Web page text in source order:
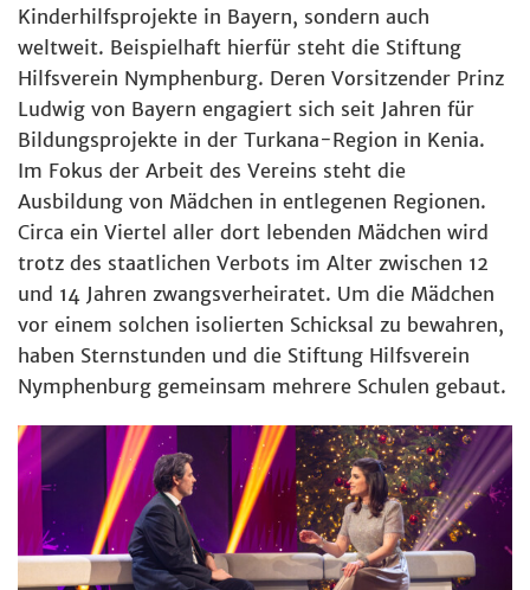
Kinderhilfsprojekte in Bayern, sondern auch
weltweit. Beispielhaft hierfür steht die Stiftung
Hilfsverein Nymphenburg. Deren Vorsitzender Prinz
Ludwig von Bayern engagiert sich seit Jahren für
Bildungsprojekte in der Turkana-Region in Kenia.
Im Fokus der Arbeit des Vereins steht die
Ausbildung von Mädchen in entlegenen Regionen.
Circa ein Viertel aller dort lebenden Mädchen wird
trotz des staatlichen Verbots im Alter zwischen 12
und 14 Jahren zwangsverheiratet. Um die Mädchen
vor einem solchen isolierten Schicksal zu bewahren,
haben Sternstunden und die Stiftung Hilfsverein
Nymphenburg gemeinsam mehrere Schulen gebaut.